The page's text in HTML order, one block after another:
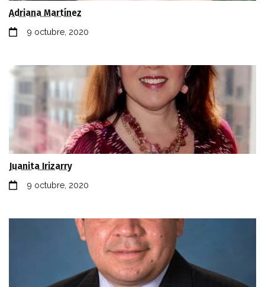
Adriana Martínez
9 octubre, 2020
Juanita Irizarry
9 octubre, 2020